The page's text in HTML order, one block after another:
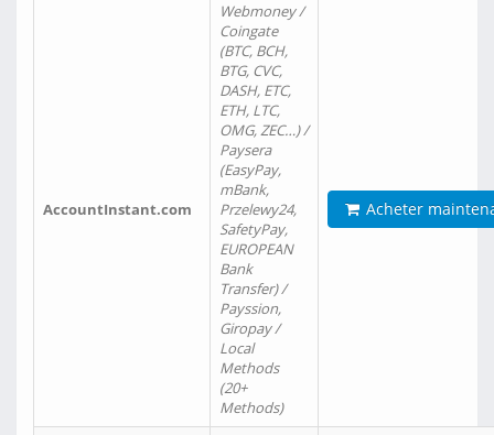
AccountInstant.com
Webmoney /
Coingate
(BTC, BCH,
BTG, CVC,
DASH, ETC,
ETH, LTC,
OMG, ZEC…) /
Paysera
(EasyPay,
mBank,
Przelewy24,
SafetyPay,
EUROPEAN
Bank
Transfer) /
Payssion,
Giropay /
Local
Methods
(20+
Methods)
Acheter